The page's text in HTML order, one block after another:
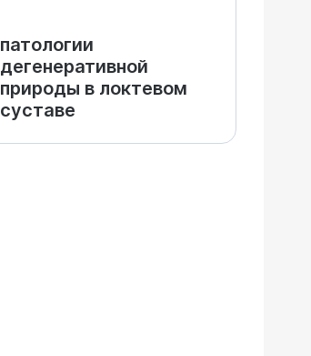
патологии
дегенеративной
природы в локтевом
суставе